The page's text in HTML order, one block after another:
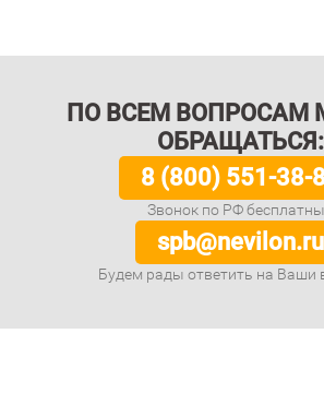
ПО ВСЕМ ВОПРОСАМ
ОБРАЩАТЬСЯ:
8 (800) 551-38-
Звонок по РФ
spb@nevilon.ru
Будем рады ответить на Ваши